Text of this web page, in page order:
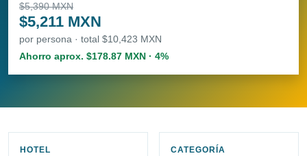
$5,390 MXN
$5,211 MXN
por persona · total $10,423 MXN
Ahorro aprox. $178.87 MXN · 4%
HOTEL CATEGORÍA